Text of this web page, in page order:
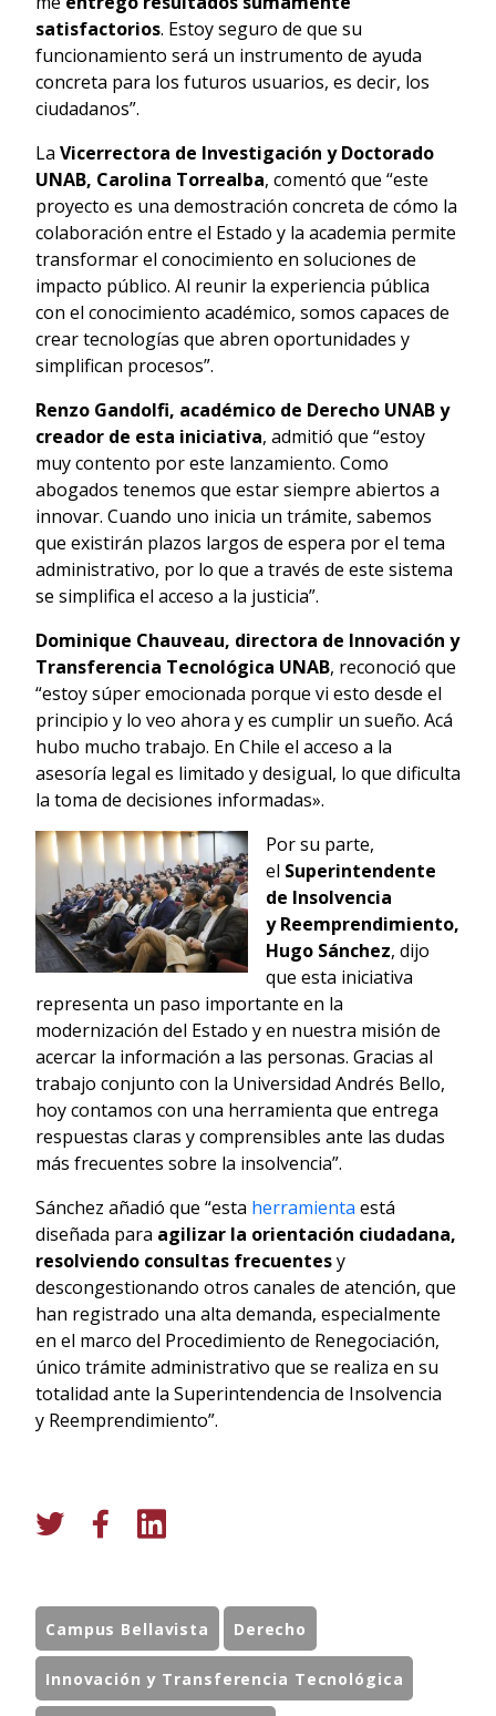
satisfactorios. Estoy seguro de que su
funcionamiento será un instrumento de ayuda
concreta para los futuros usuarios, es decir, los
ciudadanos”.
La Vicerrectora de Investigación y Doctorado
UNAB, Carolina Torrealba, comentó que “este
proyecto es una demostración concreta de cómo la
colaboración entre el Estado y la academia permite
transformar el conocimiento en soluciones de
impacto público. Al reunir la experiencia pública
con el conocimiento académico, somos capaces de
crear tecnologías que abren oportunidades y
simplifican procesos”.
Renzo Gandolfi, académico de Derecho UNAB y
creador de esta iniciativa, admitió que “estoy
muy contento por este lanzamiento. Como
abogados tenemos que estar siempre abiertos a
innovar. Cuando uno inicia un trámite, sabemos
que existirán plazos largos de espera por el tema
administrativo, por lo que a través de este sistema
se simplifica el acceso a la justicia”.
Dominique Chauveau, directora de Innovación y
Transferencia Tecnológica UNAB, reconoció que
“estoy súper emocionada porque vi esto desde el
principio y lo veo ahora y es cumplir un sueño. Acá
hubo mucho trabajo. En Chile el acceso a la
asesoría legal es limitado y desigual, lo que dificulta
la toma de decisiones informadas».
Por su parte,
el Superintendente
de Insolvencia
y Reemprendimiento,
Hugo Sánchez, dijo
que esta iniciativa
representa un paso importante en la
modernización del Estado y en nuestra misión de
acercar la información a las personas. Gracias al
trabajo conjunto con la Universidad Andrés Bello,
hoy contamos con una herramienta que entrega
respuestas claras y comprensibles ante las dudas
más frecuentes sobre la insolvencia”.
Sánchez añadió que “esta herramienta está
diseñada para agilizar la orientación ciudadana,
resolviendo consultas frecuentesy
descongestionando otros canales de atención, que
han registrado una alta demanda, especialmente
en el marco del Procedimiento de Renegociación,
único trámite administrativo que se realiza en su
totalidad ante la Superintendencia de Insolvencia
y Reemprendimiento”.
Campus Bellavista Derecho
Innovación y Transferencia Tecnológica